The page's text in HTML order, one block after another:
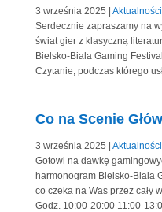
3 września 2025 | Aktualności
Serdecznie zapraszamy na
świat gier z klasyczną
Bielsko-Biala Gaming
Czytanie, podczas którego
Co na Scenie
3 września 2025 | Aktualności
Gotowi na dawkę
harmonogram Bielsko-Biala
co czeka na Was przez cały
Godz. 10:00-20:00 11:00-